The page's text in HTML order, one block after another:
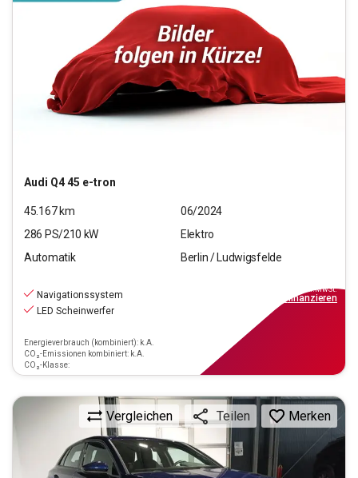
Audi Q4 45 e-tron
45.167km
06/2024
286 PS/210 kW
Elektro
Automatik
Berlin / Ludwigsfelde
Navigationssystem
LED Scheinwerfer
Energieverbrauch (kombiniert): k.A.
CO₂-Emissionen kombiniert: k.A.
CO₂-Klasse:
inkl.MwSt.
finanzieren
Vergleichen Teilen Merken